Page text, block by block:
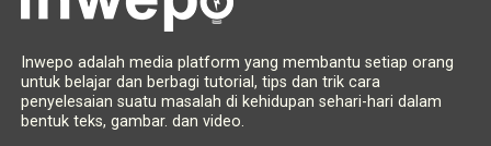
Inwepo adalah media platform yang membantu setiap orang
untuk belajar dan berbagi tutorial, tips dan trik cara
penyelesaian suatu masalah di kehidupan sehari-hari dalam
bentuk teks, gambar. dan video.